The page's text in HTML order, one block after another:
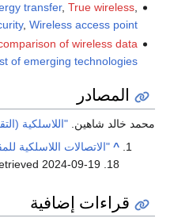
transfer, True wireless,
, Wireless access point
of wireless data
of emerging technologies
المصادر
محمد خالد شاهين. "اللاسلكية
^ "الاتصالات اللاسلكية
18
2024-09-19
قراءات إضافية